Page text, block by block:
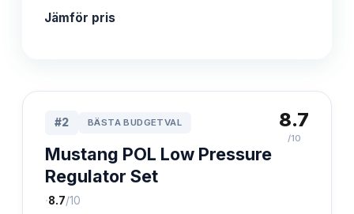
Jämför pris
#2 BÄSTA BUDGETVAL
Mustang POL Low Pressure
Regulator Set
·8.7/10
8.7
/10